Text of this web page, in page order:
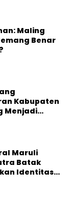
Maling
Benar
Kabupaten
Menjadi
Maruli
Batak
Identitas